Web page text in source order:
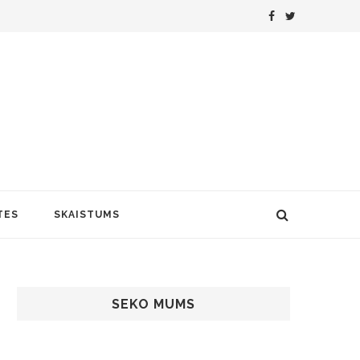
SKAISTUMS
SEKO MUMS